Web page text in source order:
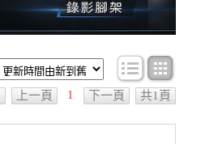
條目顯示
上一頁 1 下一頁 共1頁